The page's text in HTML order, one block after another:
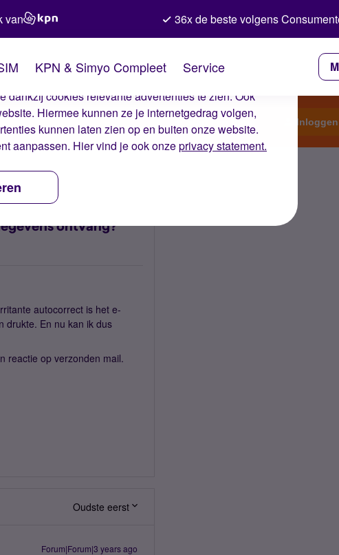
deze cookies zorgen wij ervoor dat je ervaring op de
dankzij cookies relevante advertenties te zien. Ook
Hiermee kunnen ze je internetgedrag volgen,
kunnen laten zien op en buiten onze website.
aanpassen. Hier vind je ook onzeprivacy statement.
van 36x de beste volgens
KPN & Simyo Compleet Service
Start een topic
ontvang?
autocorrect is het e-
drukte. En nu kan ik dus
reactie op verzonden mail.
Oudste eerst
Forum|Forum|3 years ago